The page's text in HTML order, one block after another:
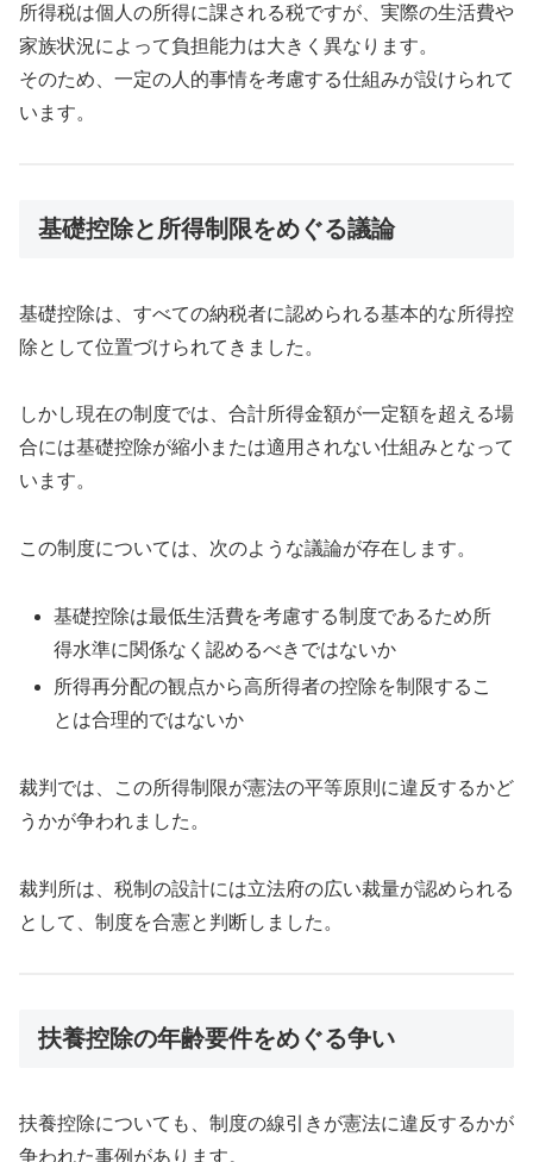
所得税は個人の所得に課される税ですが、実際の生活費や
家族状況によって負担能力は大きく異なります。
そのため、一定の人的事情を考慮する仕組みが設けられて
います。
基礎控除と所得制限をめぐる議論
基礎控除は、すべての納税者に認められる基本的な所得控
除として位置づけられてきました。
しかし現在の制度では、合計所得金額が一定額を超える場
合には基礎控除が縮小または適用されない仕組みとなって
います。
この制度については、次のような議論が存在します。
基礎控除は最低生活費を考慮する制度であるため所
得水準に関係なく認めるべきではないか
所得再分配の観点から高所得者の控除を制限するこ
とは合理的ではないか
裁判では、この所得制限が憲法の平等原則に違反するかど
うかが争われました。
裁判所は、税制の設計には立法府の広い裁量が認められる
として、制度を合憲と判断しました。
扶養控除の年齢要件をめぐる争い
扶養控除についても、制度の線引きが憲法に違反するかが
争われた事例があります。